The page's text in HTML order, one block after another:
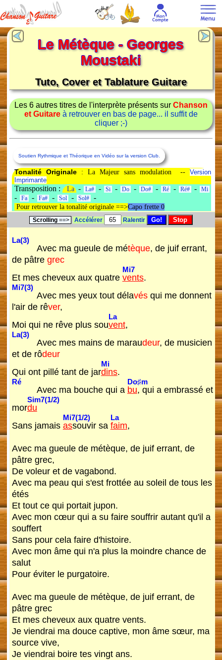
Le Métèque - Georges
Moustaki
Tuto, Cover et Tablature Guitare
Les 6 autres titres de l'interprète présents sur Chanson
et Guitare à retrouver en bas de page... il suffit de
cliquer ;-)
Soutien Rythmique et Théorique en Vidéo sur la version Club.
Tonalité Originale: La Majeur sans modulation -- Version
Imprimante
Transposition : La- La# - Si - Do - Do# - Ré - Ré# - Mi
- Fa - Fa# - Sol - Sol# -
Pour retrouver la tonalité originale ==>Capo frette 0
Scrolling ==> Accélérer Ralentir
La(3)
Avec ma gueule de métèque, de juif errant,
de pâtre grec
Et mes cheveux aux quatre
Mi7
vents.
Mi7(3)
Avec mes yeux tout délavésqui me donnent
l'air de rêver,
Moi qui ne rêve plus sou
La
vent,
La(3)
Avec mes mains de maraudeur, de musicien
et de rôdeur
Qui ont pillé tant de jar
Mi
dins.
Ré
Avec ma bouche qui a
Do♯m
bu, qui a embrassé et
mor
Sim7(1/2)
du
Sans jamais
Mi7(1/2)
assouvir sa
La
faim,
Avec ma gueule de métèque, de juif errant, de
pâtre grec,
De voleur et de vagabond.
Avec ma peau qui s'est frottée au soleil de tous les
étés
Et tout ce qui portait jupon.
Avec mon cœur qui a su faire souffrir autant qu'il a
souffert
Sans pour cela faire d'histoire.
Avec mon âme qui n'a plus la moindre chance de
salut
Pour éviter le purgatoire.
Avec ma gueule de métèque, de juif errant, de
pâtre grec
Et mes cheveux aux quatre vents.
Je viendrai ma douce captive, mon âme sœur, ma
source vive,
Je viendrai boire tes vingt ans.